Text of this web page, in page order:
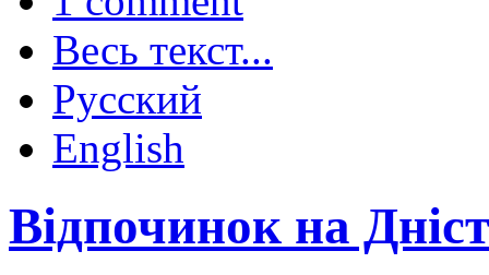
Весь текст...
Русский
English
Відпочинок на